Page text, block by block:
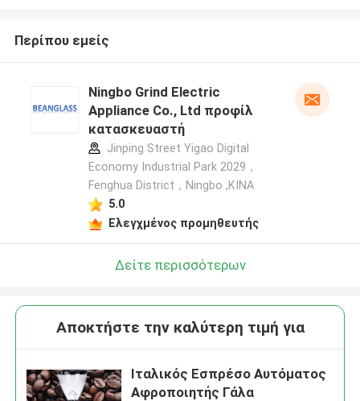
Περίπου εμείς
Ningbo Grind Electric
Appliance Co., Ltd προφίλ
κατασκευαστή
Jinping Street Yigao Digital
Economy Industrial Park 2029，
Fenghua District，Ningbo ,ΚΙΝΑ
5.0
Ελεγχμένος προμηθευτής
Δείτε περισσότερων
Αποκτήστε την καλύτερη τιμή για
Ιταλικός Εσπρέσο Αυτόματος
Αφροποιητής Γάλα